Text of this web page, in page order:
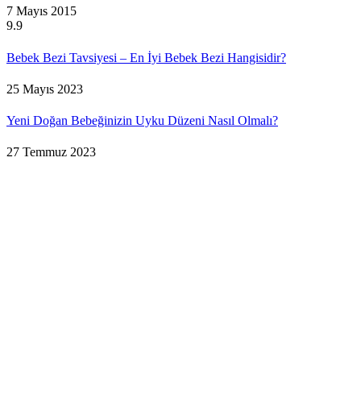
7 Mayıs 2015
9.9
Bebek Bezi Tavsiyesi – En İyi Bebek Bezi Hangisidir?
25 Mayıs 2023
Yeni Doğan Bebeğinizin Uyku Düzeni Nasıl Olmalı?
27 Temmuz 2023